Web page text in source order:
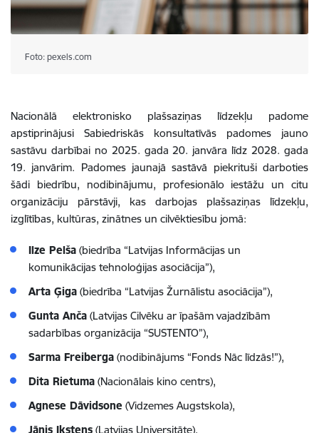
Foto: pexels.com
Nacionālā elektronisko plašsaziņas līdzekļu padome
apstiprinājusi Sabiedriskās konsultatīvās padomes jauno
sastāvu darbībai no 2025. gada 20. janvāra līdz 2028. gada
19. janvārim. Padomes jaunajā sastāvā piekrituši darboties
šādi biedrību, nodibinājumu, profesionālo iestāžu un citu
organizāciju pārstāvji, kas darbojas plašsaziņas līdzekļu,
izglītības, kultūras, zinātnes un cilvēktiesību jomā:
Ilze Pelša (biedrība “Latvijas Informācijas un
komunikācijas tehnoloģijas asociācija”),
Arta Ģiga (biedrība “Latvijas Žurnālistu asociācija”),
Gunta Anča (Latvijas Cilvēku ar īpašām vajadzībām
sadarbības organizācija “SUSTENTO”),
Sarma Freiberga (nodibinājums “Fonds Nāc līdzās!”),
Dita Rietuma (Nacionālais kino centrs),
Agnese Dāvidsone (Vidzemes Augstskola),
Jānis Ikstens (Latvijas Universitāte),